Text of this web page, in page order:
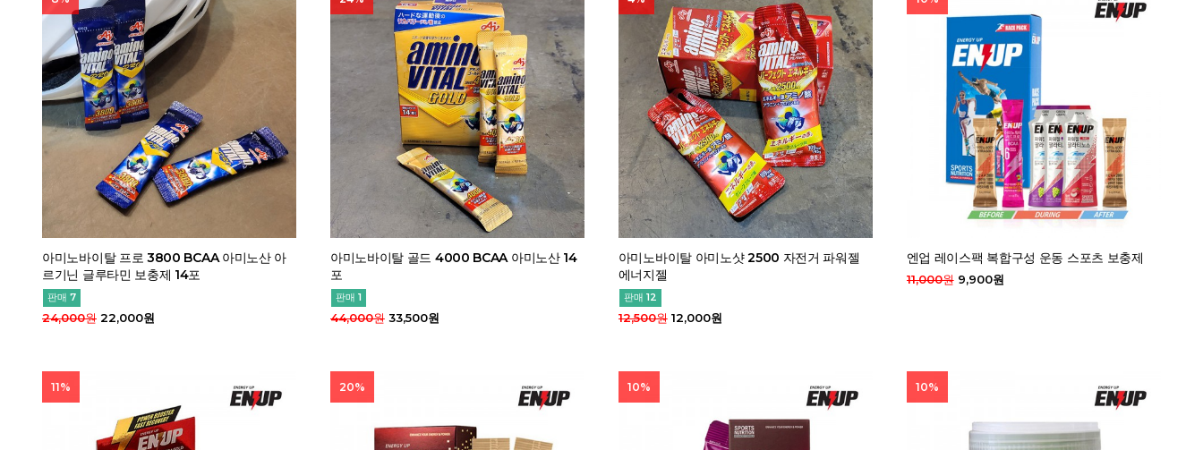
아미노바이탈 프로 3800 BCAA 아미노산 아
르기닌 글루타민 보충제 14포
판매 7
24,000원 22,000원
아미노바이탈 골드 4000 BCAA 아미노산 14
포
판매 1
44,000원33,500원
아미노바이탈 아미노샷 2500 자전거 파워젤
에너지젤
판매 12
12,500원12,000원
엔업 레이스팩 복합구성 운동 스포츠 보충제
11,000원9,900원
11% 20% 10% 10%